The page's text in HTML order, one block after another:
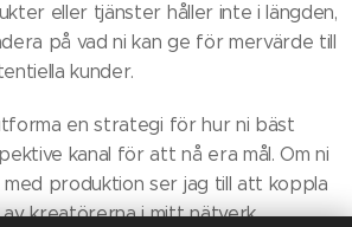
eller tjänster håller inte i längden,
på vad ni kan ge för mervärde till
kunder.
en strategi för hur ni bäst
kanal för att nå era mål. Om ni
med produktion ser jag till att koppla
kreatörerna i mitt nätverk.